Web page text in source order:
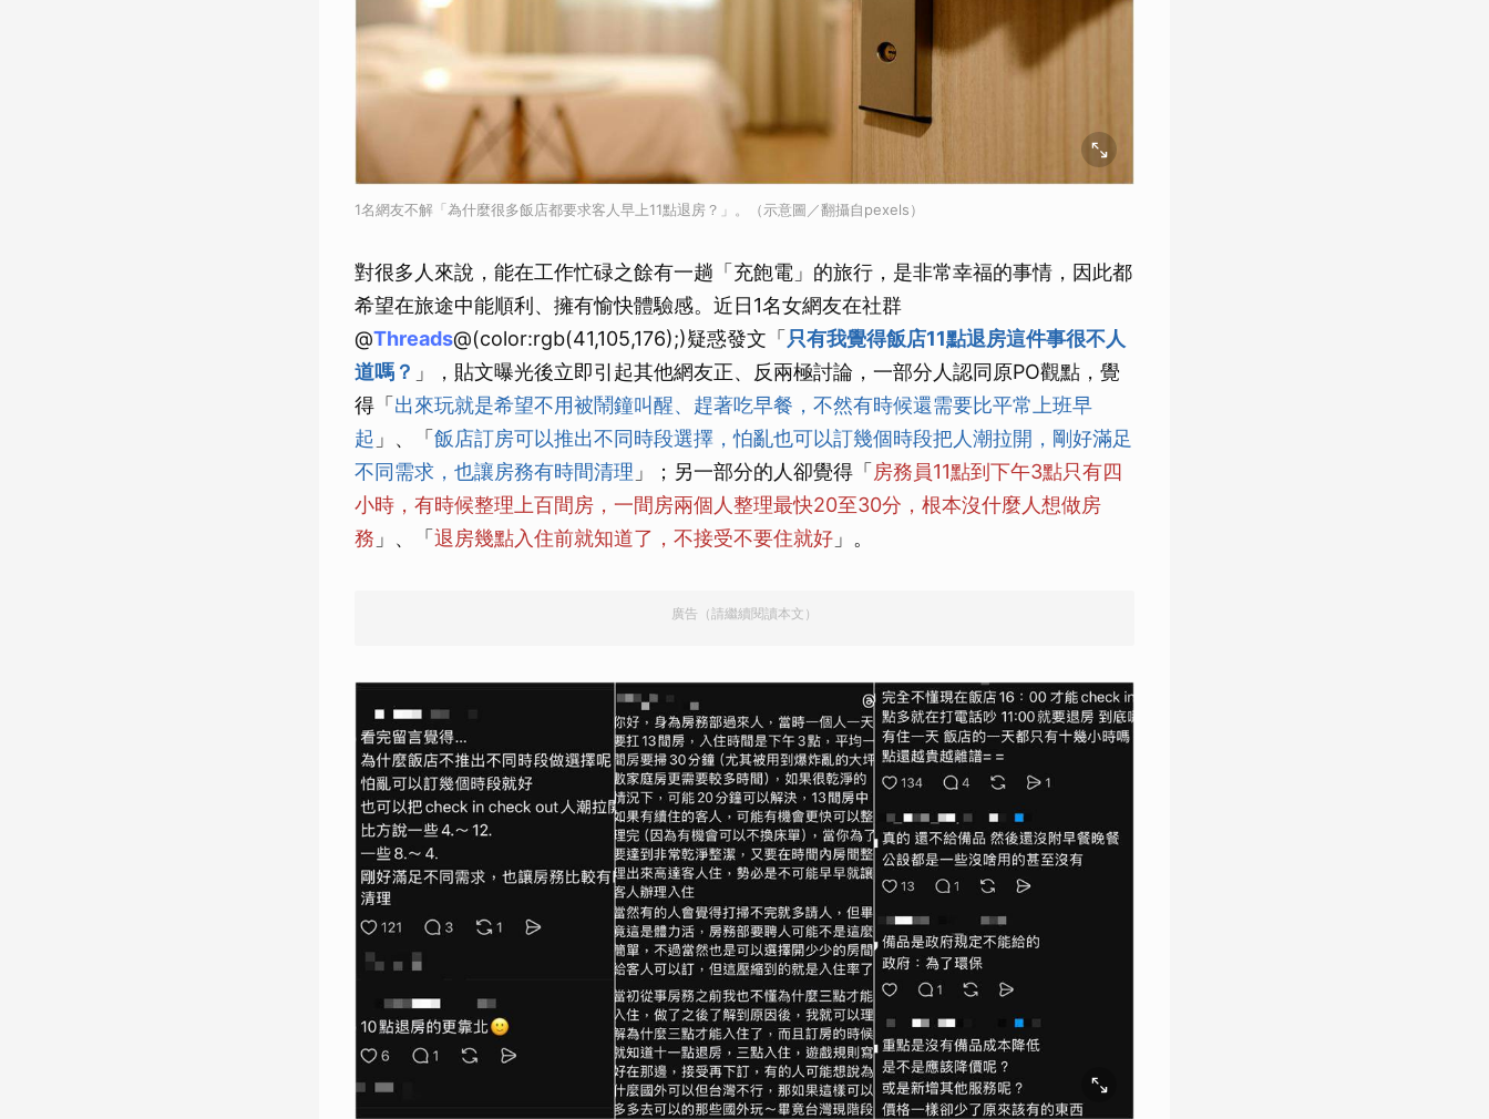
1名網友不解「為什麼很多飯店都要求客人早上11點退房？」。（示意圖／翻攝自pexels）
對很多人來說，能在工作忙碌之餘有一趟「充飽電」的旅行，是非常幸福的事情，因此都
希望在旅途中能順利、擁有愉快體驗感。近日1名女網友在社群
@Threads@(color:rgb(41,105,176);)疑惑發文「 只有我覺得飯店11點退房這件事很不人
道嗎？ 」，貼文曝光後立即引起其他網友正、反兩極討論，一部分人認同原PO觀點，覺
得「 出來玩就是希望不用被鬧鐘叫醒、趕著吃早餐，不然有時候還需要比平常上班早
起 」、「 飯店訂房可以推出不同時段選擇，怕亂也可以訂幾個時段把人潮拉開，剛好滿足
不同需求，也讓房務有時間清理 」；另一部分的人卻覺得「 房務員11點到下午3點只有四
小時，有時候整理上百間房，一間房兩個人整理最快20至30分，根本沒什麼人想做房
務 」、「 退房幾點入住前就知道了，不接受不要住就好 」。
廣告（請繼續閱讀本文）